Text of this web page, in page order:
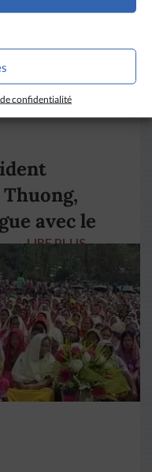
confidentialité
avec le
LIRE PLUS →